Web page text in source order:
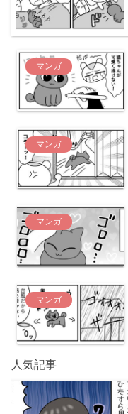
マンガ
マンガ
マンガ
マンガ
人気記事